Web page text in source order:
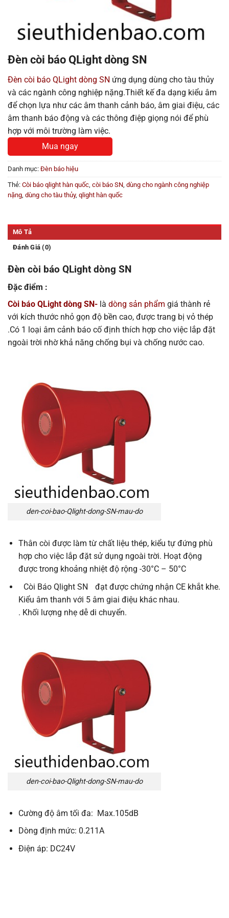
Đèn còi báo QLight dòng SN
Đèn còi báo QLight dòng SN ứng dụng dùng cho tàu thủy
và các ngành công nghiệp nặng.Thiết kế đa dạng kiểu âm
để chọn lựa như các âm thanh cảnh báo, âm giai điệu, các
âm thanh báo động và các thông điệp giọng nói để phù
hợp với môi trường làm việc.
Mua ngay
Danh mục: Đèn báo hiệu
Thẻ: Còi báo qlight hàn quốc còi báo SN dùng cho ngành công nghiệp
nặng dùng cho tàu thủy, qlight hàn quốc
Mô Tả
Đánh Giá (0)
Đèn còi báo QLight dòng SN
Đặc điểm :
Còi báo QLight dòng SN- là dòng sản phẩm giá thành rẻ
với kích thước nhỏ gọn độ bền cao, được trang bị vỏ thép
.Có 1 loại âm cảnh báo cố định thích hợp cho việc lắp đặt
ngoài trời nhờ khả năng chống bụi và chống nước cao.
den-coi-bao-Qlight-dong-SN-mau-do
Thân còi được làm từ chất liệu thép, kiểu tự đứng phù
hợp cho việc lắp đặt sử dụng ngoài trời. Hoạt động
được trong khoảng nhiệt độ rộng -30°C – 50°C
Còi Báo Qlight SN
đạt được chứng nhận CE khắt khe.
Kiểu âm thanh với 5 âm giai điệu khác nhau.
. Khối lượng nhẹ dễ di chuyển.
den-coi-bao-Qlight-dong-SN-mau-do
Cường độ âm tối đa: Max.105dB
Dòng định mức: 0.211A
Điện áp: DC24V